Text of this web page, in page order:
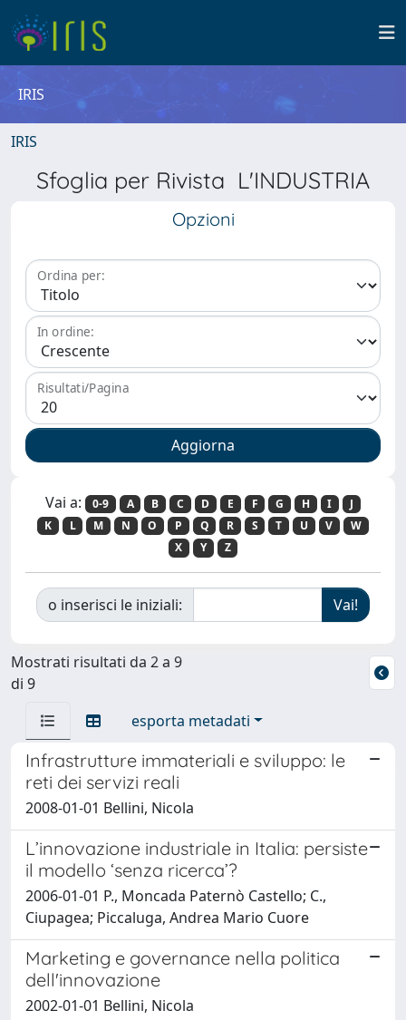
IRIS
IRIS
Sfoglia per Rivista L'INDUSTRIA
Opzioni
Ordina per:
In ordine:
Risultati/Pagina
Vai a: 0-9 A B C D E F G H I
J
K
L M N O P Q R S T U V
W
X
Y Z
o inserisci le iniziali:
Mostrati risultati da 2 a 9
di 9
esporta metadati
Infrastrutture immateriali e sviluppo: le
reti dei servizi reali
2008-01-01 Bellini, Nicola
L’innovazione industriale in Italia: persiste
il modello ‘senza ricerca’?
2006-01-01 P., Moncada Paternò Castello; C.,
Ciupagea; Piccaluga, Andrea Mario Cuore
Marketing e governance nella politica
dell'innovazione
2002-01-01 Bellini, Nicola